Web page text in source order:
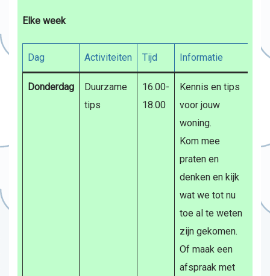
Elke week
Dag Activiteiten Tijd Informatie
Donderdag
Duurzame
tips
16.00-
18.00
Kennis en tips
voor jouw
woning.
Kom mee
praten en
denken en kijk
wat we tot nu
toe al te weten
zijn gekomen.
Of maak een
afspraak met